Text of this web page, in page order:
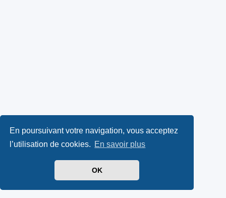
En poursuivant votre navigation, vous acceptez
l’utilisation de cookies. En savoir plus
OK